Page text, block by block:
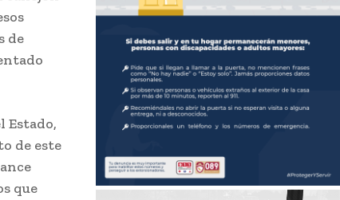
de
Estado,
de este
que